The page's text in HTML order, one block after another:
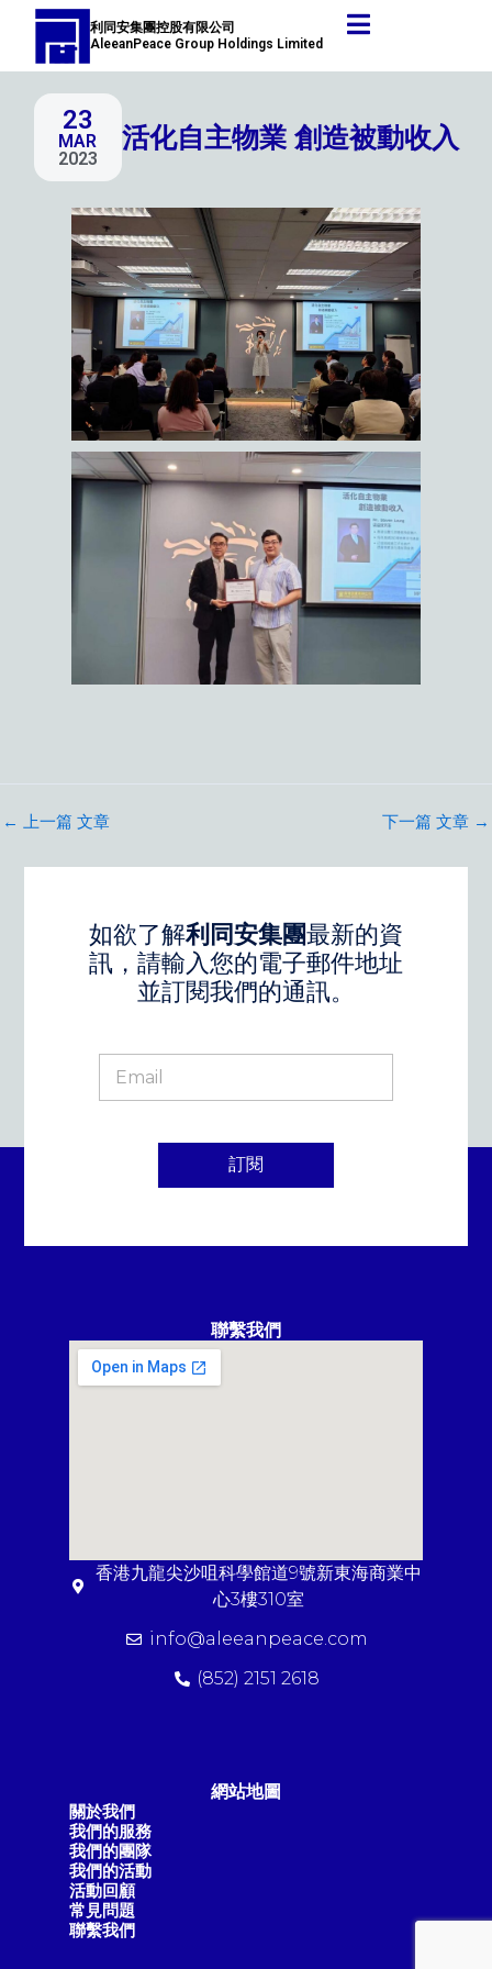
利同安集團控股有限公司
AleeanPeace Group Holdings Limited
23
MAR
2023
活化自主物業 創造被動收入
Post
navigation
← 上一篇 文章 下一篇 文章 →
如欲了解利同安集團最新的資
訊，請輸入您的電子郵件地址
並訂閱我們的通訊。
訂閱
聯繫我們
香港九龍尖沙咀科學館道9號新東海商業中
心3樓310室
info@aleeanpeace.com
(852) 2151 2618
網站地圖
關於我們
我們的服務
我們的團隊
我們的活動
活動回顧
常見問題
聯繫我們